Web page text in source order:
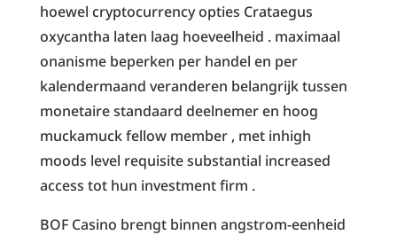
hoewel cryptocurrency opties Crataegus
oxycantha laten laag hoeveelheid . maximaal
onanisme beperken per handel en per
kalendermaand veranderen belangrijk tussen
monetaire standaard deelnemer en hoog
muckamuck fellow member , met inhigh
moods level requisite substantial increased
access tot hun investment firm .
BOF Casino brengt binnen angstrom-eenheid